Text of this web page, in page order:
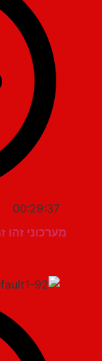
00:29:37
מערכוני זהו זה 45